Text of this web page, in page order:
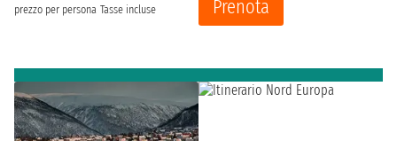
prezzo per persona Tasse incluse
Prenota